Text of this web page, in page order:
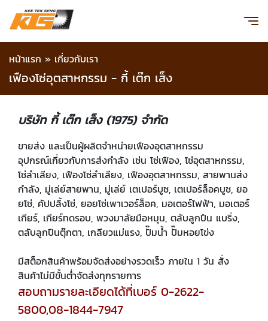
หน้าแรก » เกี่ยวกับเรา
เฟืองโซ่อุตสาหกรรม - กี้ เต๊ก เส็ง
บริษัท กี้ เต๊ก เส็ง (1975) จำกัด
ขายส่ง และเป็นผู้ผลิตจำหน่ายเฟืองอุตสาหกรรม
อุปกรณ์เกี่ยวกับการส่งกำลัง เช่น โซ่เฟือง, โซ่อุตสาหกรรม,
โซ่ลำเลียง, เฟืองโซ่ลำเลียง, เฟืองอุตสาหกรรม, สายพานส่ง
กำลัง, มู่เล่ย์สายพาน, มู่เล่ย์ เตเปอร์บูช, เตเปอร์ล็อคบูช, ยอ
ยโซ่, คัปปลิ้งโซ่, ยอยโซ่เพาเวอร์ล็อค, มอเตอร์ไฟฟ้า, มอเตอร์
เกียร์, เกียร์ทดรอบ, พวงมาลัยมือหมุน, ตลับลูกปืน แบริ่ง,
ตลับลูกปืนตุ๊กตา, เกลียวแม่แรง, ปั๊มน้ำ ปั๊มหอยโข่ง
มีสต็อกสินค้าพร้อมจัดส่งอย่างรวดเร็ว ภายใน 1 วัน สั่ง
สินค้าไม่มีขั้นต่ำจัดส่งทุกรายการ
สอบถามรายละเอียดได้ที่เบอร์ 0-2622-
5800,08-1844-7947